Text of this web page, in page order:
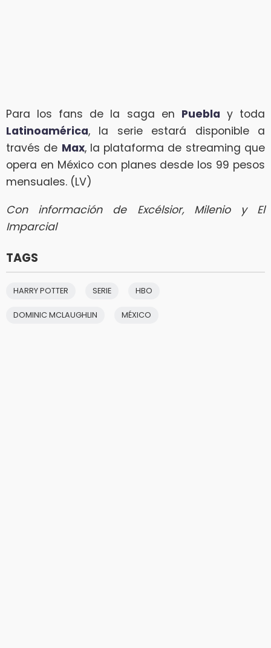
Para los fans de la saga en Puebla y toda
Latinoamérica, la serie estará disponible a
través de Max, la plataforma de streaming que
opera en México con planes desde los 99 pesos
mensuales. (LV)
Con información de Excélsior, Milenio y El
Imparcial
TAGS
HARRY POTTER SERIE HBO
DOMINIC MCLAUGHLIN MÉXICO